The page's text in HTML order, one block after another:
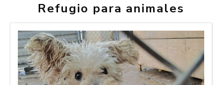
Refugio para animales